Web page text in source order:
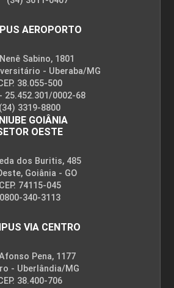
AEROPORTO
Sabino, 1801
- Uberaba/MG
38.055-500
25.452.301/0002-68
(34) 3319-8800
GOIÂNIA
OESTE
dos Buritis, 485
Goiânia - GO
CEP. 74115-045
0800-340-3113
VIA CENTRO
Pena, 1177
- Uberlândia/MG
38.400-706